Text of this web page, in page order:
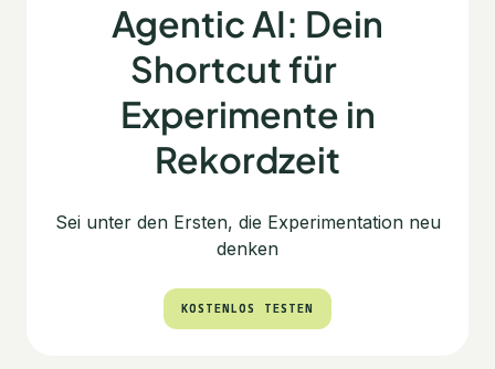
Agentic AI: Dein
Shortcut für
Experimente in
Rekordzeit
Sei unter den Ersten, die Experimentation neu
denken
KOSTENLOS TESTEN
KOSTENLOS TESTEN